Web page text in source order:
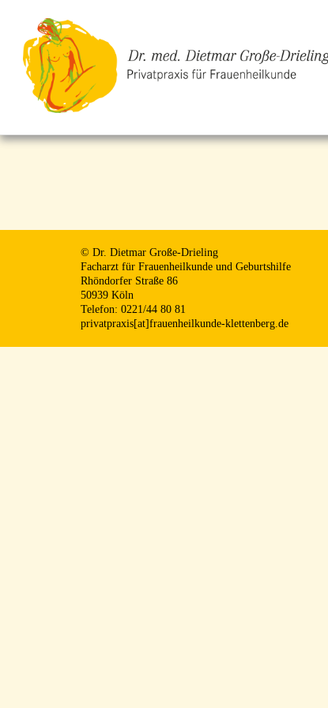
© Dr. Dietmar Große-Drieling
Facharzt für Frauenheilkunde und Geburtshilfe
Rhöndorfer Straße 86
50939 Köln
Telefon: 0221/44 80 81
privatpraxis[at]frauenheilkunde-klettenberg.de